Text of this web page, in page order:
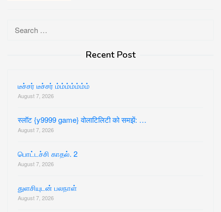
for:
Recent Post
டீச்சர் டீச்சர் ம்ம்ம்ம்ம்ம்ம்
August 7, 2026
स्लॉट {y9999 game} वोलाटिलिटी को समझें: …
August 7, 2026
பொட்டச்சி காதல். 2
August 7, 2026
துளசியுடன் பலநாள்
August 7, 2026